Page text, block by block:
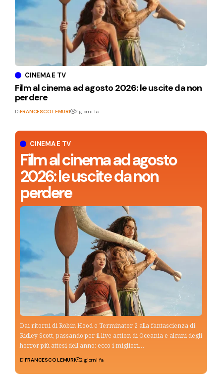
CINEMA E TV
Film al cinema ad agosto
2026: le uscite da non
perdere
Dai ritorni di Robin Hood e Terminator 2 alla fantascienza di
Ridley Scott, passando per il live action di Oceania e alcuni degli
horror più attesi dell’anno: ecco i migliori…
DiFRANCESCO LEMURI 2 giorni fa
CINEMA E TV
Film al cinema ad agosto 2026: le uscite da non
perdere
DiFRANCESCO LEMURI 2 giorni fa